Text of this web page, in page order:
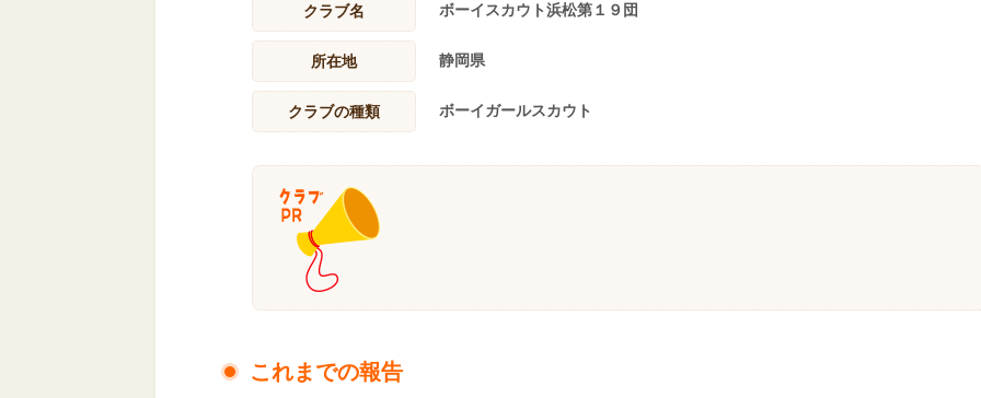
クラブ名 ボーイスカウト浜松第１９団
所在地 静岡県
クラブの種類 ボーイガールスカウト
これまでの報告